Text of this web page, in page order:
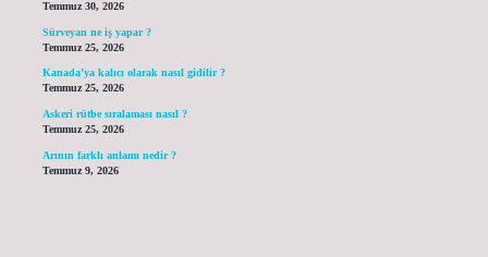
Temmuz 30, 2026
Sürveyan ne iş yapar ?
Temmuz 25, 2026
Kanada’ya kalıcı olarak nasıl gidilir ?
Temmuz 25, 2026
Askeri rütbe sıralaması nasıl ?
Temmuz 25, 2026
Arının farklı anlamı nedir ?
Temmuz 9, 2026